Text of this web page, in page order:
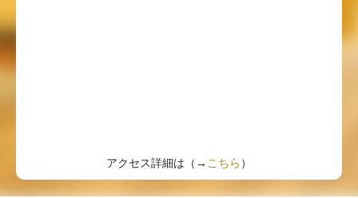
アクセス詳細は（→ こちら ）